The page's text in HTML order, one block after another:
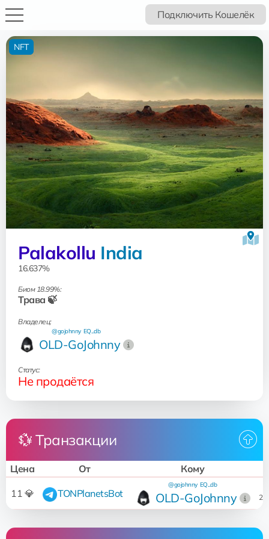
Подключить Кошелёк
Palakollu India
16.637%
Биом 18.99%:
Трава 🍃
Владелец:
OLD-GoJohnny
@gojohnny EQ...db
Статус:
Не продаётся
NFT
💱 Транзакции
Цена От Кому
11 💎 TONPlanetsBot OLD-GoJohnny
@gojohnny EQ...db